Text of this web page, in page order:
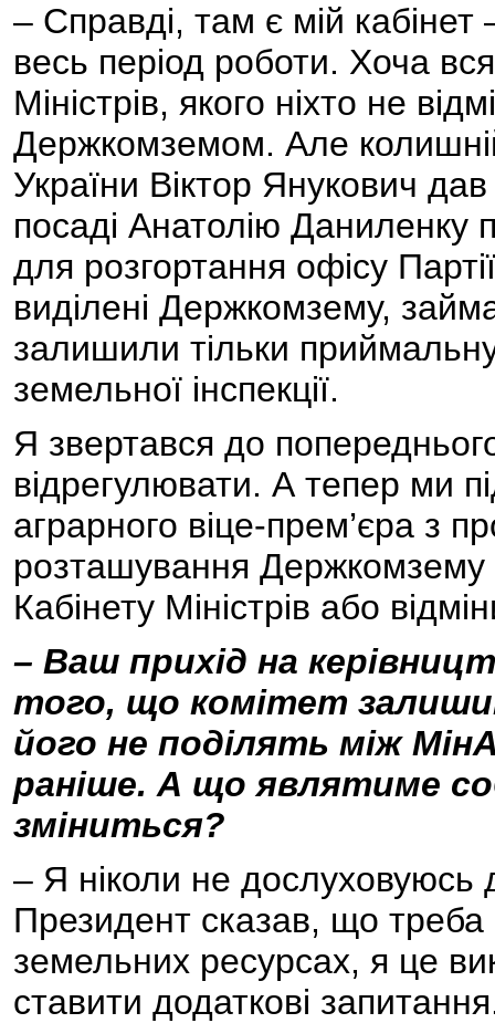
– Справді, там є мій
весь період роботи. Хоча
Міністрів, якого ніхто не
Держкомземом. Але
України Віктор Янукович
посаді Анатолію Даниленку
для розгортання офісу
виділені Держкомзему,
залишили тільки приймальну
земельної інспекції.
Я звертався до
відрегулювати. А тепер ми
аграрного віце-прем’єра з
розташування Держкомзему
Кабінету Міністрів або
– Ваш прихід на
того, що комітет
його не поділять між
раніше. А що являтиме
зміниться?
– Я ніколи не дослуховуюсь
Президент сказав, що
земельних ресурсах, я це
ставити додаткові